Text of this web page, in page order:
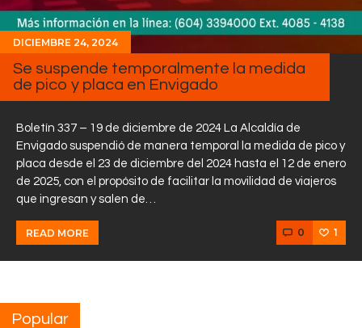
DICIEMBRE 24, 2024
Se suspende temporalmente la medida
de pico y placa en Envigado
Boletín 337 – 19 de diciembre de 2024 La Alcaldía de
Envigado suspendió de manera temporal la medida de pico y
placa desde el 23 de diciembre del 2024 hasta el 12 de enero
de 2025, con el propósito de facilitar la movilidad de viajeros
que ingresan y salen de…
READ MORE 0 1
Popular